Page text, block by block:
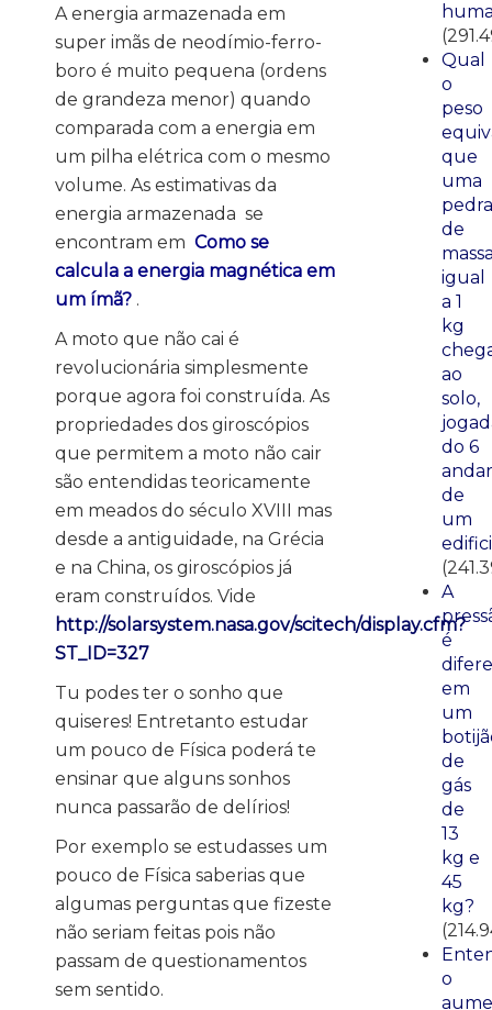
A energia armazenada em
super imãs de neodímio-ferro-
boro é muito pequena (ordens
de grandeza menor) quando
comparada com a energia em
um pilha elétrica com o mesmo
volume. As estimativas da
energia armazenada se
encontram em Como se
calcula a energia magnética em
um ímã? .
A moto que não cai é
revolucionária simplesmente
porque agora foi construída. As
propriedades dos giroscópios
que permitem a moto não cair
são entendidas teoricamente
em meados do século XVIII mas
desde a antiguidade, na Grécia
e na China, os giroscópios já
eram construídos. Vide
http://solarsystem.nasa.gov/scitech/display.cfm?
ST_ID=327
Tu podes ter o sonho que
quiseres! Entretanto estudar
um pouco de Física poderá te
ensinar que alguns sonhos
nunca passarão de delírios!
Por exemplo se estudasses um
pouco de Física saberias que
algumas perguntas que fizeste
não seriam feitas pois não
passam de questionamentos
sem sentido.
Qual
o
peso
que
uma
pedra
de
igual
a 1
kg
ao
solo,
do 6
andar
de
um
A
é
em
um
de
gás
de
13
kg e
45
kg?
o